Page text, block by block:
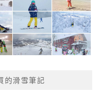
的滑雪筆記